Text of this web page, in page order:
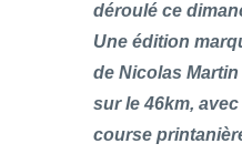
déroulé ce
Une édition
de Nicolas
sur le 46km,
course